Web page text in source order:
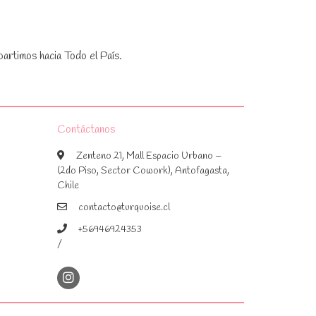
hacia Todo el País.
Contáctanos
Zenteno 21, Mall Espacio Urbano –
(2do Piso, Sector Cowork), Antofagasta,
Chile
contacto@turquoise.cl
+56946924353
/